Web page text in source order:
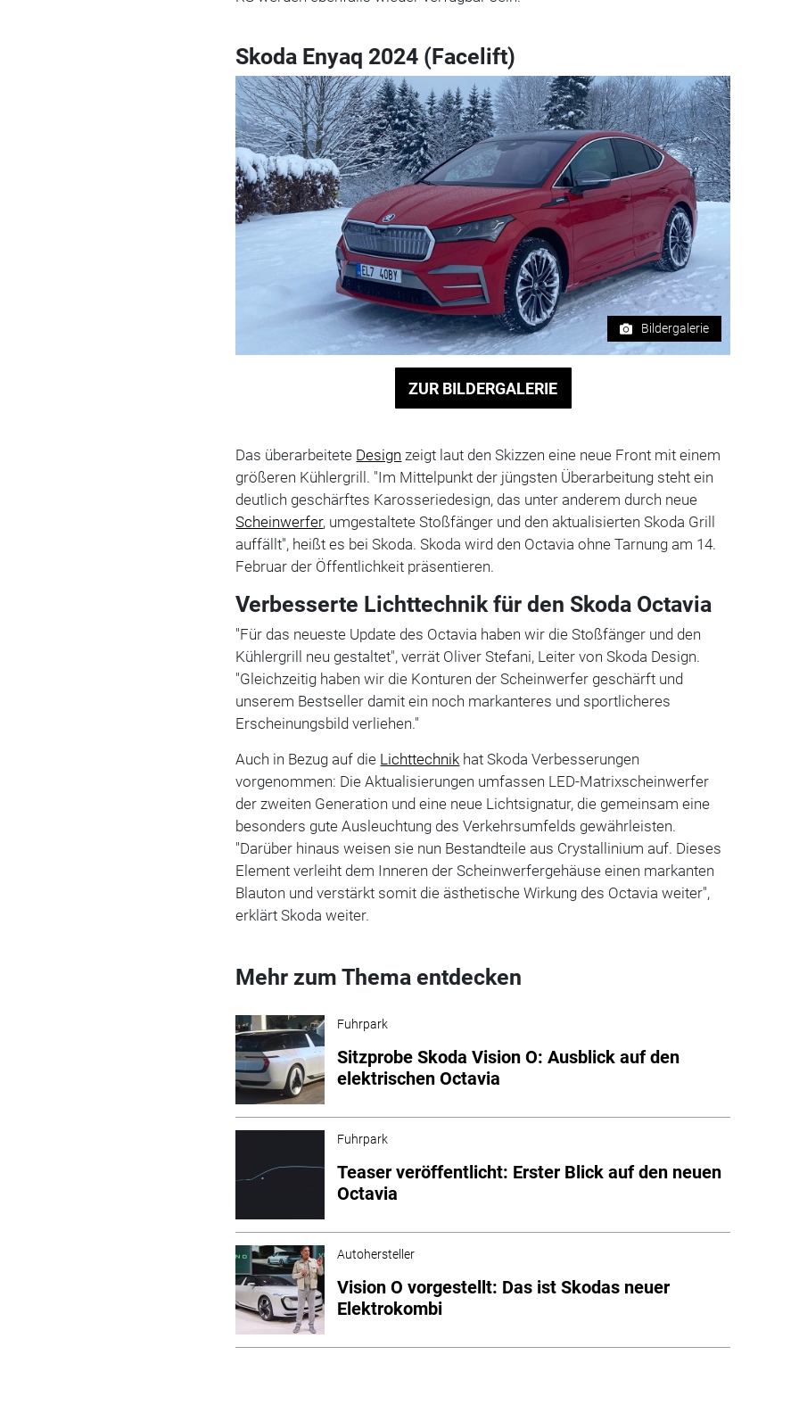
Skoda Enyaq 2024 (Facelift)
Bildergalerie
ZUR BILDERGALERIE
Das überarbeitete Design zeigt laut den Skizzen eine neue Front mit einem
größeren Kühlergrill. "Im Mittelpunkt der jüngsten Überarbeitung steht ein
deutlich geschärftes Karosseriedesign, das unter anderem durch neue
Scheinwerfer, umgestaltete Stoßfänger und den aktualisierten Skoda Grill
auffällt", heißt es bei Skoda. Skoda wird den Octavia ohne Tarnung am 14.
Februar der Öffentlichkeit präsentieren.
Verbesserte Lichttechnik für den Skoda Octavia
"Für das neueste Update des Octavia haben wir die Stoßfänger und den
Kühlergrill neu gestaltet", verrät Oliver Stefani, Leiter von Skoda Design.
"Gleichzeitig haben wir die Konturen der Scheinwerfer geschärft und
unserem Bestseller damit ein noch markanteres und sportlicheres
Erscheinungsbild verliehen."
Auch in Bezug auf die Lichttechnik hat Skoda Verbesserungen
vorgenommen: Die Aktualisierungen umfassen LED-Matrixscheinwerfer
der zweiten Generation und eine neue Lichtsignatur, die gemeinsam eine
besonders gute Ausleuchtung des Verkehrsumfelds gewährleisten.
"Darüber hinaus weisen sie nun Bestandteile aus Crystallinium auf. Dieses
Element verleiht dem Inneren der Scheinwerfergehäuse einen markanten
Blauton und verstärkt somit die ästhetische Wirkung des Octavia weiter",
erklärt Skoda weiter.
Mehr zum Thema entdecken
Fuhrpark
Sitzprobe Skoda Vision O: Ausblick auf den
elektrischen Octavia
Fuhrpark
Teaser veröffentlicht: Erster Blick auf den neuen
Octavia
Autohersteller
Vision O vorgestellt: Das ist Skodas neuer
Elektrokombi